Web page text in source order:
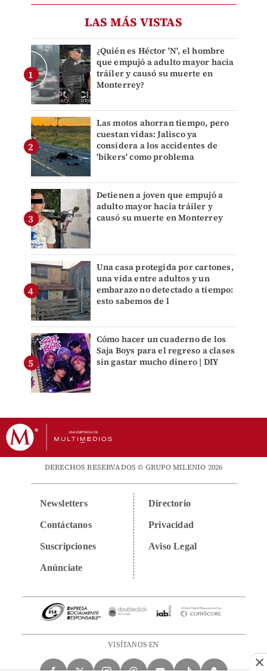
LAS MÁS VISTAS
¿Quién es Héctor 'N', el hombre
que empujó a adulto mayor hacia
tráiler y causó su muerte en
Monterrey?
Las motos ahorran tiempo, pero
cuestan vidas: Jalisco ya
considera a los accidentes de
'bikers' como problema
Detienen a joven que empujó a
adulto mayor hacia tráiler y
causó su muerte en Monterrey
Una casa protegida por cartones,
una vida entre adultos y un
embarazo no detectado a tiempo:
esto sabemos de l
Cómo hacer un cuaderno de los
Saja Boys para el regreso a clases
sin gastar mucho dinero | DIY
DERECHOS RESERVADOS © GRUPO MILENIO 2026
Newsletters
Contáctanos
Suscripciones
Anúnciate
Directorio
Privacidad
Aviso Legal
VISÍTANOS EN